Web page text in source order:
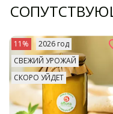
11%
2026 год
СВЕЖИЙ УРОЖАЙ
СКОРО УЙДЕТ